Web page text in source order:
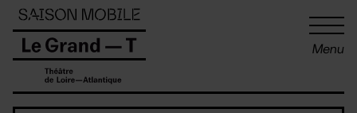
Menu
Panneau de gestion des cookies